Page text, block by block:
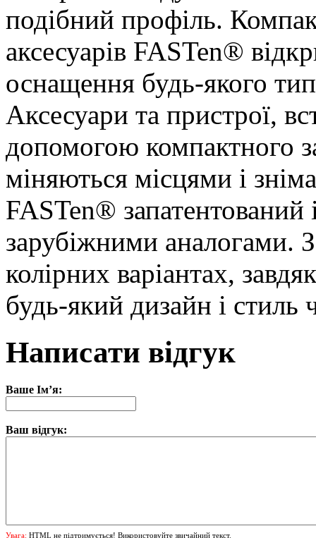
подібний профіль.
аксесуарів FASTen®
оснащення будь-якого
Аксесуари та пристрої,
допомогою компактного
міняються місцями і
FASTen® запатентований
зарубіжними аналогами.
колірних варіантах,
будь-який дизайн і стиль
Написати відгук
Ваше Ім’я:
Ваш відгук:
Увага: HTML не підтримується! Використовуйте звичайний текст.